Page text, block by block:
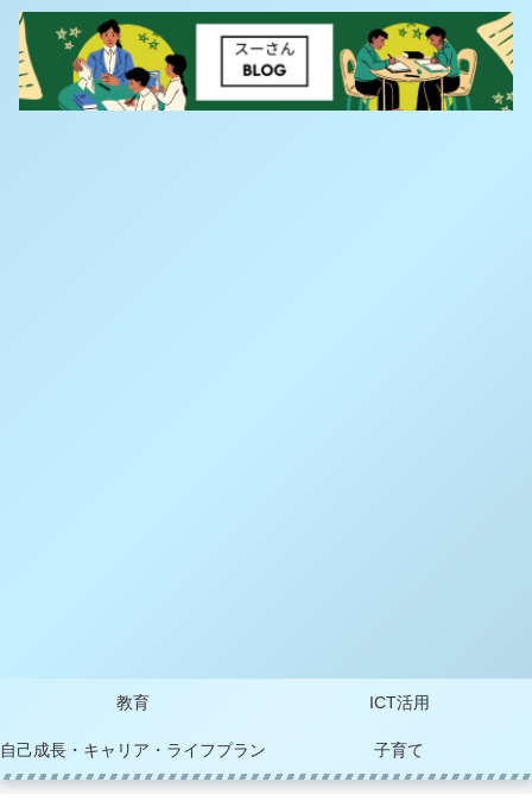
教育 ICT活用
自己成長・キャリア・ライフプラン 子育て